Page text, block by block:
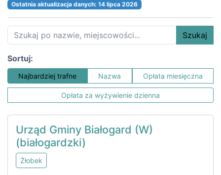
Ostatnia aktualizacja danych: 14 lipca 2026
Szukaj
Sortuj:
Najbardziej trafne Nazwa Opłata miesięczna
Opłata za wyżywienie dzienna
Urząd Gminy Białogard (W)
(białogardzki)
Żłobek